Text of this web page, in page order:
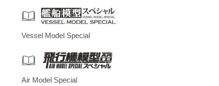
Vessel Model Special
Air Model Special